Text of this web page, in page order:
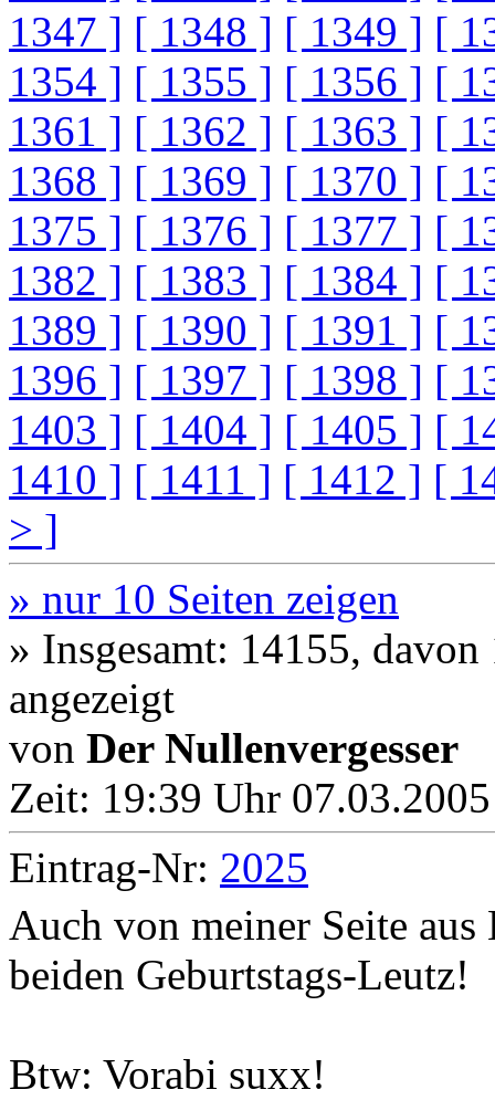
1347 ] [ 1348 ] [ 1349 ] [
1354 ] [ 1355 ] [ 1356 ] [
1361 ] [ 1362 ] [ 1363 ] [
1368 ] [ 1369 ] [ 1370 ] [
1375 ] [ 1376 ] [ 1377 ] [
1382 ] [ 1383 ] [ 1384 ] [
1389 ] [ 1390 ] [ 1391 ] [
1396 ] [ 1397 ] [ 1398 ] [
1403 ] [ 1404 ] [ 1405 ] [
1410 ] [ 1411 ] [ 1412 ] [
> ]
» nur 10 Seiten zeigen
» Insgesamt: 14155,
angezeigt
von Der Nullenvergesser
Zeit: 19:39 Uhr
Eintrag-Nr: 2025
Auch von meiner Seite
beiden Geburtstags-Leutz!
Btw: Vorabi suxx!